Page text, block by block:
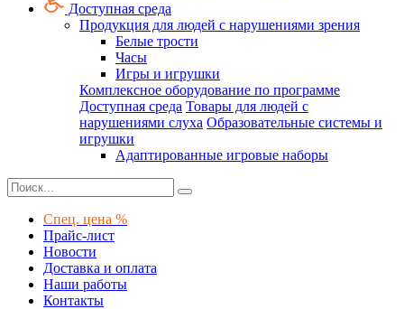
Доступная среда
Продукция для людей с нарушениями зрения
Белые трости
Часы
Игры и игрушки
Комплексное оборудование по программе
Доступная среда Товары для людей с
нарушениями слуха Образовательные системы и
игрушки
Адаптированные игровые наборы
Спец. цена %
Прайс-лист
Новости
Доставка и оплата
Наши работы
Контакты